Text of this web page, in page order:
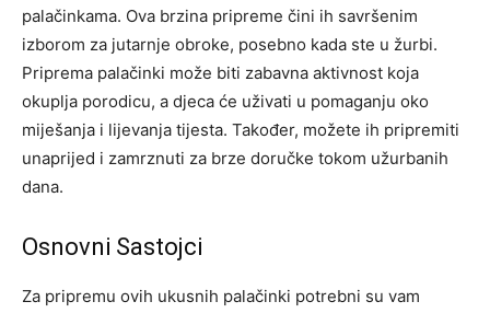
palačinkama. Ova brzina pripreme čini ih savršenim
izborom za jutarnje obroke, posebno kada ste u žurbi.
Priprema palačinki može biti zabavna aktivnost koja
okuplja porodicu, a djeca će uživati u pomaganju oko
miješanja i lijevanja tijesta. Također, možete ih pripremiti
unaprijed i zamrznuti za brze doručke tokom užurbanih
dana.
Osnovni Sastojci
Za pripremu ovih ukusnih palačinki potrebni su vam